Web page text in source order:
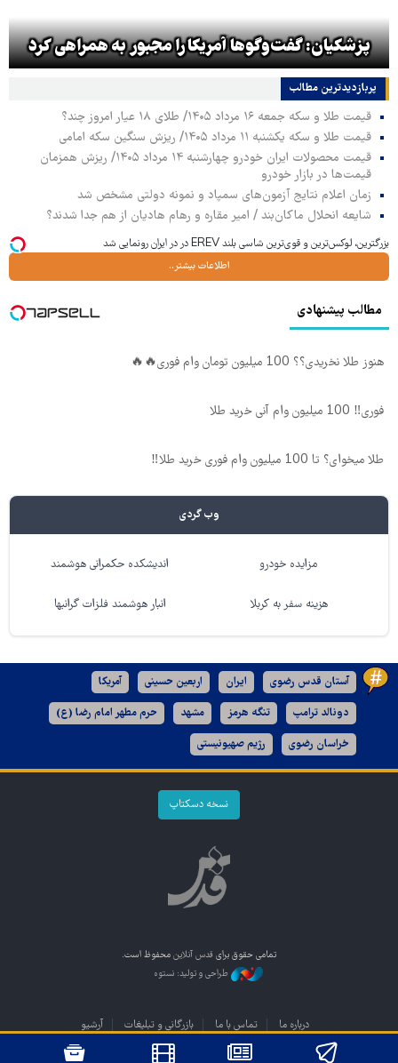
پزشکیان: گفت‌وگوها آمریکا را مجبور به همراهی کرد
پربازدیدترین‌ مطالب
قیمت طلا و سکه جمعه ۱۶ مرداد ۱۴۰۵/ طلای ۱۸ عیار امروز چند؟
قیمت طلا و سکه یکشنبه ۱۱ مرداد ۱۴۰۵/ ریزش سنگین سکه امامی
قیمت محصولات ایران خودرو چهارشنبه ۱۴ مرداد ۱۴۰۵/ ریزش همزمان
قیمت‌ها در بازار خودرو
زمان اعلام نتایج آزمون‌های سمپاد و نمونه دولتی مشخص شد
شایعه انحلال ماکان‌بند / امیر مقاره و رهام هادیان از هم جدا شدند؟
بزرگترین، لوکس‌ترین و قوی‌ترین شاسی بلند EREV در در ایران رونمایی شد
اطلاعات بیشتر..
مطالب پیشنهادی
هنوز طلا نخریدی؟؟ 100 میلیون تومان وام فوری🔥🔥
فوری‼️ 100 میلیون وام آنی خرید طلا
طلا میخوای؟ تا 100 میلیون وام فوری خرید طلا‼️
وب گردی
مزایده خودرو اندیشکده حکمرانی هوشمند
هزینه سفر به کربلا انبار هوشمند فلزات گرانبها
آستان قدس رضوی ایران اربعین حسینی آمریکا
دونالد ترامپ تنگه هرمز مشهد حرم مطهر امام رضا (ع)
خراسان رضوی رژیم صهیونیستی
نسخه دسکتاپ
تمامی حقوق برای قدس آنلاین محفوظ است.
طراحی و تولید: نستوه
درباره ما تماس با ما بازرگانی و تبلیغات آرشیو